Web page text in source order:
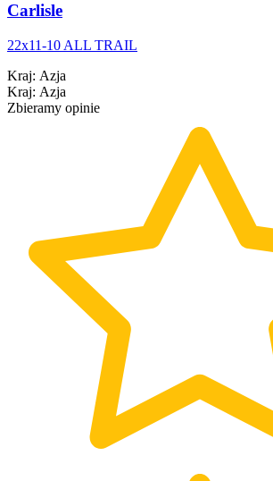
Carlisle
22x11-10 ALL TRAIL
Kraj: Azja
Kraj: Azja
Zbieramy opinie